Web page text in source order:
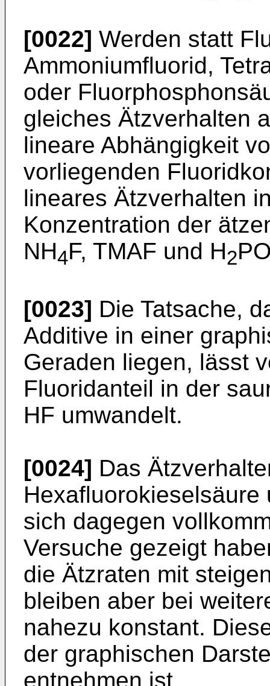
[0022] Werden statt
Ammoniumfluorid,
oder
gleiches Ätzverhalten
lineare Abhängigkeit
vorliegenden
lineares Ätzverhalten
Konzentration der
NH4F, TMAF und H2
[0023] Die Tatsache,
Additive in einer
Geraden liegen, lässt
Fluoridanteil in der
HF umwandelt.
[0024] Das
Hexafluorokieselsäure
sich dagegen
Versuche gezeigt
die Ätzraten mit
bleiben aber bei
nahezu konstant.
der graphischen
entnehmen ist.